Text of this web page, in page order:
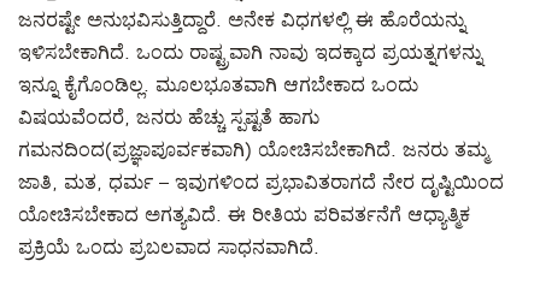
ಜನರಷ್ಟೇ ಅನುಭವಿಸುತ್ತಿದ್ದಾರೆ. ಅನೇಕ ವಿಧಗಳಲ್ಲಿ ಈ ಹೊರೆಯನ್ನು
ಇಳಿಸಬೇಕಾಗಿದೆ. ಒಂದು ರಾಷ್ಟ್ರವಾಗಿ ನಾವು ಇದಕ್ಕಾದ ಪ್ರಯತ್ನಗಳನ್ನು
ಇನ್ನೂ ಕೈಗೊಂಡಿಲ್ಲ. ಮೂಲಭೂತವಾಗಿ ಆಗಬೇಕಾದ ಒಂದು
ವಿಷಯವೆಂದರೆ, ಜನರು ಹೆಚ್ಚು ಸ್ಪಷ್ಟತೆ ಹಾಗು
ಗಮನದಿಂದ(ಪ್ರಜ್ಞಾಪೂರ್ವಕವಾಗಿ) ಯೋಚಿಸಬೇಕಾಗಿದೆ. ಜನರು ತಮ್ಮ
ಜಾತಿ, ಮತ, ಧರ್ಮ – ಇವುಗಳಿಂದ ಪ್ರಭಾವಿತರಾಗದೆ ನೇರ ದೃಷ್ಟಿಯಿಂದ
ಯೋಚಿಸಬೇಕಾದ ಅಗತ್ಯವಿದೆ. ಈ ರೀತಿಯ ಪರಿವರ್ತನೆಗೆ ಆಧ್ಯಾತ್ಮಿಕ
ಪ್ರಕ್ರಿಯೆ ಒಂದು ಪ್ರಬಲವಾದ ಸಾಧನವಾಗಿದೆ.